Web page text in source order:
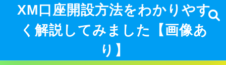
XM口座開設方法をわかりやす
く解説してみました【画像あ
り】